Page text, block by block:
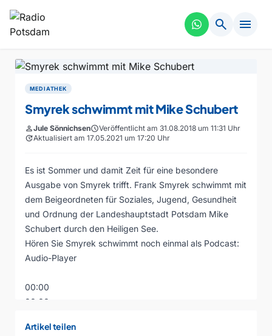
search menu
MEDIATHEK
Smyrek schwimmt mit Mike Schubert
personJule SönnichsenscheduleVeröffentlicht am 31.08.2018 um 11:31 Uhr
updateAktualisiert am 17.05.2021 um 17:20 Uhr
Es ist Sommer und damit Zeit für eine besondere
Ausgabe von Smyrek trifft. Frank Smyrek schwimmt mit
dem Beigeordneten für Soziales, Jugend, Gesundheit
und Ordnung der Landeshauptstadt Potsdam Mike
Schubert durch den Heiligen See.
Hören Sie Smyrek schwimmt noch einmal als Podcast:
Audio-Player
00:00
00:00
Artikel teilen